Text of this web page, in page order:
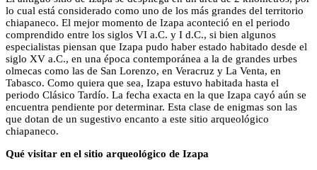
lo cual está considerado como uno de los más grandes del territorio
chiapaneco. El mejor momento de Izapa aconteció en el periodo
comprendido entre los siglos VI a.C. y I d.C., si bien algunos
especialistas piensan que Izapa pudo haber estado habitado desde el
siglo XV a.C., en una época contemporánea a la de grandes urbes
olmecas como las de San Lorenzo, en Veracruz y La Venta, en
Tabasco. Como quiera que sea, Izapa estuvo habitada hasta el
periodo Clásico Tardío. La fecha exacta en la que Izapa cayó aún se
encuentra pendiente por determinar. Esta clase de enigmas son las
que dotan de un sugestivo encanto a este sitio arqueológico
chiapaneco.
Qué visitar en el sitio arqueológico de Izapa